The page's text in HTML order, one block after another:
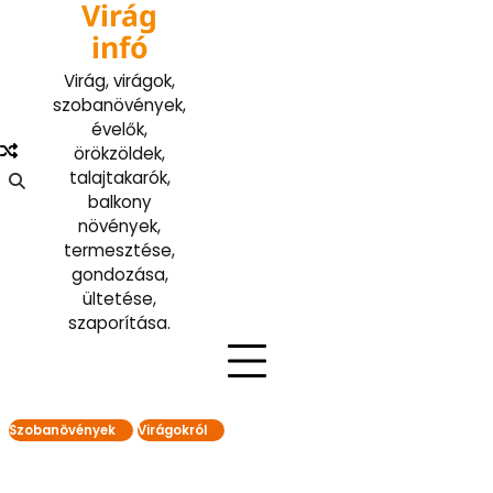
Virág
infó
Virág, virágok,
szobanövények,
évelők,
örökzöldek,
talajtakarók,
balkony
növények,
termesztése,
gondozása,
ültetése,
szaporítása.
Szobanövények Virágokról